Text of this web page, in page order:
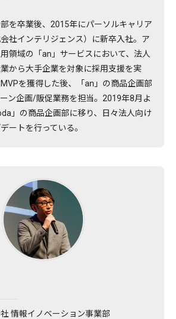
を卒業後、2015年にパーソルキャリア
社インテリジェンス）に新卒入社。ア
領域の「an」サービスにおいて、法人
から大手企業を対象に採用支援を実
を獲得した後、「an」の商品企画部
ン企画/販促業務を担当。2019年8月よ
」の商品企画部に移り、日々法人向け
ートを行っている。
情報イノベーション事業部